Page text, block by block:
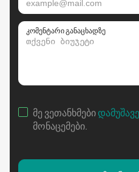
კომენტარი განაცხადზე
მე ვეთანხმები
მონაცემები.